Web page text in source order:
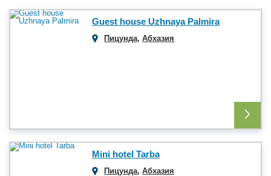
Guest house Uzhnaya Palmira
Пицунда,Абхазия
Mini hotel Tarba
Пицунда,Абхазия